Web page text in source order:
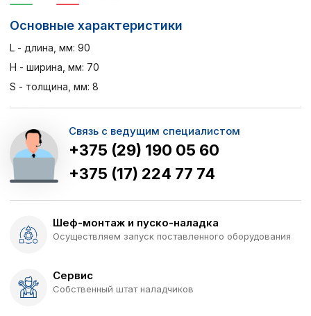
Основные характеристики
L - длина, мм: 90
H - ширина, мм: 70
S - толщина, мм: 8
Связь с ведущим специалистом
+375 (29) 190 05 60
+375 (17) 224 77 74
Шеф-монтаж и пуско-наладка
Осуществляем запуск поставленного оборудования
Сервис
Собственный штат наладчиков